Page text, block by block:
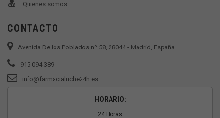
Quienes somos
CONTACTO
Avenida De los Poblados nº 58, 28044 - Madrid, España
915 094 389
info@farmacialuche24h.es
HORARIO:
24 Horas